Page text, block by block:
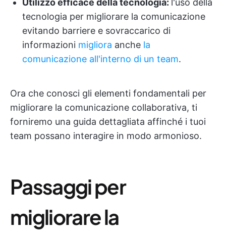
Utilizzo efficace della tecnologia: l'uso della
tecnologia per migliorare la comunicazione
evitando barriere e sovraccarico di
informazioni migliora anche la
comunicazione all'interno di un team.
Ora che conosci gli elementi fondamentali per
migliorare la comunicazione collaborativa, ti
forniremo una guida dettagliata affinché i tuoi
team possano interagire in modo armonioso.
Passaggi per
migliorare la